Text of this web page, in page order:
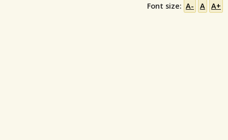
Font size: A- A A+